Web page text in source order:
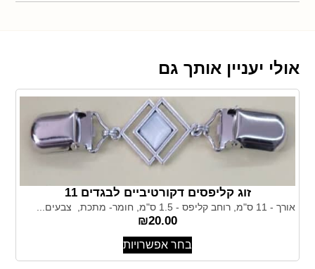
אולי יעניין אותך גם
זוג קליפסים דקורטיביים לבגדים 11
אורך - 11 ס"מ, רוחב קליפס - 1.5 ס"מ, חומר- מתכת, צבעים...
₪20.00
בחר אפשרויות